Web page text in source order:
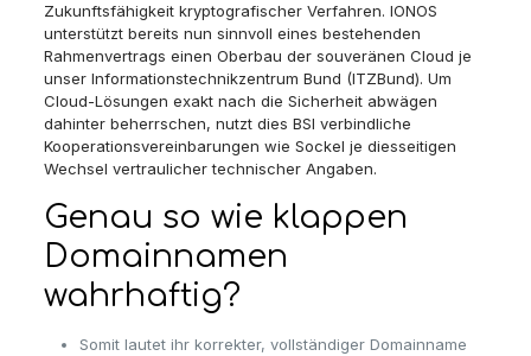
Zukunftsfähigkeit kryptografischer Verfahren. IONOS
unterstützt bereits nun sinnvoll eines bestehenden
Rahmenvertrags einen Oberbau der souveränen Cloud je
unser Informationstechnikzentrum Bund (ITZBund). Um
Cloud-Lösungen exakt nach die Sicherheit abwägen
dahinter beherrschen, nutzt dies BSI verbindliche
Kooperationsvereinbarungen wie Sockel je diesseitigen
Wechsel vertraulicher technischer Angaben.
Genau so wie klappen
Domainnamen
wahrhaftig?
Somit lautet ihr korrekter, vollständiger Domainname